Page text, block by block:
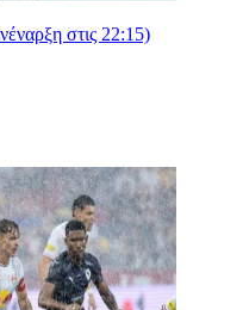
στις 22:15)